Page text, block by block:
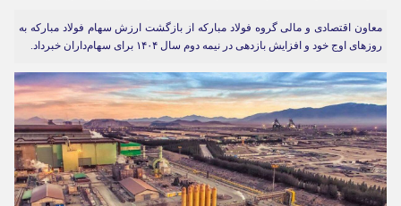
معاون اقتصادی و مالی گروه فولاد مبارکه از بازگشت ارزش سهام فولاد مبارکه به
روز‌های اوج خود و افزایش بازدهی در نیمه دوم سال ۱۴۰۴ برای سهام‌داران خبرداد.